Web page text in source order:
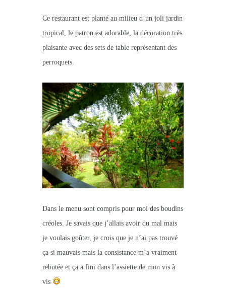
Ce restaurant est planté au milieu d’un joli jardin
tropical, le patron est adorable, la décoration très
plaisante avec des sets de table représentant des
perroquets.
Dans le menu sont compris pour moi des boudins
créoles. Je savais que j’allais avoir du mal mais
je voulais goûter, je crois que je n’ai pas trouvé
ça si mauvais mais la consistance m’a vraiment
rebutée et ça a fini dans l’assiette de mon vis à
vis